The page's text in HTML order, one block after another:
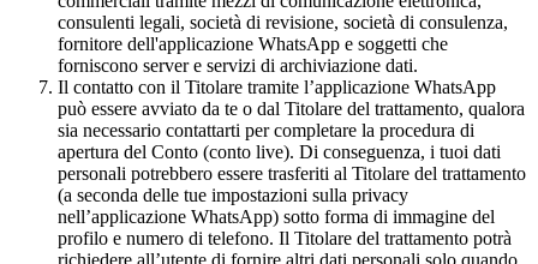
consulenti legali, società di revisione, società di consulenza,
fornitore dell'applicazione WhatsApp e soggetti che
forniscono server e servizi di archiviazione dati.
Il contatto con il Titolare tramite l’applicazione WhatsApp
può essere avviato da te o dal Titolare del trattamento, qualora
sia necessario contattarti per completare la procedura di
apertura del Conto (conto live). Di conseguenza, i tuoi dati
personali potrebbero essere trasferiti al Titolare del trattamento
(a seconda delle tue impostazioni sulla privacy
nell’applicazione WhatsApp) sotto forma di immagine del
profilo e numero di telefono. Il Titolare del trattamento potrà
richiedere all’utente di fornire altri dati personali solo quando